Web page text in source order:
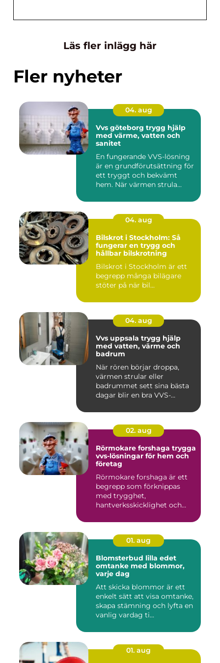
Läs fler inlägg här
Fler nyheter
04. aug
Vvs göteborg trygg hjälp
med värme, vatten och
sanitet
En fungerande VVS-lösning
är en grundförutsättning för
ett tryggt och bekvämt
hem. När värmen strula...
04. aug
Bilskrot i Stockholm: Så
fungerar en trygg och
hållbar bilskrotning
Bilskrot i Stockholm är ett
begrepp många bilägare
stöter på när bil...
04. aug
Vvs uppsala trygg hjälp
med vatten, värme och
badrum
När rören börjar droppa,
värmen strular eller
badrummet sett sina bästa
dagar blir en bra VVS-
02. aug
Rörmokare forshaga trygga
vvs-lösningar för hem och
företag
Rörmokare forshaga är ett
begrepp som förknippas
med trygghet,
hantverksskicklighet och
01. aug
Blomsterbud lilla edet
omtanke med blommor,
varje dag
Att skicka blommor är ett
enkelt sätt att visa omtanke,
skapa stämning och lyfta en
vanlig vardag ti...
01. aug